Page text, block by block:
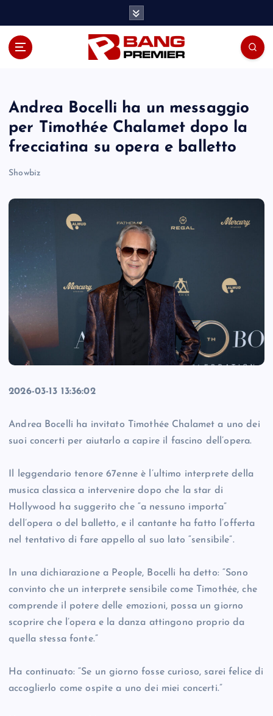
Andrea Bocelli ha un messaggio
per Timothée Chalamet dopo la
frecciatina su opera e balletto
Showbiz
2026-03-13 13:36:02
Andrea Bocelli ha invitato Timothée Chalamet a uno dei
suoi concerti per aiutarlo a capire il fascino dell’opera.
Il leggendario tenore 67enne è l’ultimo interprete della
musica classica a intervenire dopo che la star di
Hollywood ha suggerito che “a nessuno importa”
dell’opera o del balletto, e il cantante ha fatto l’offerta
nel tentativo di fare appello al suo lato “sensibile”.
In una dichiarazione a People, Bocelli ha detto: “Sono
convinto che un interprete sensibile come Timothée, che
comprende il potere delle emozioni, possa un giorno
scoprire che l’opera e la danza attingono proprio da
quella stessa fonte.”
Ha continuato: “Se un giorno fosse curioso, sarei felice di
accoglierlo come ospite a uno dei miei concerti.”